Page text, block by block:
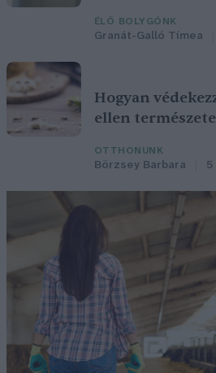
ÉLŐ BOLYGÓNK
Granát-Galló Tímea
Hogyan
ellen
OTTHONUNK
Börzsey Barbara 5